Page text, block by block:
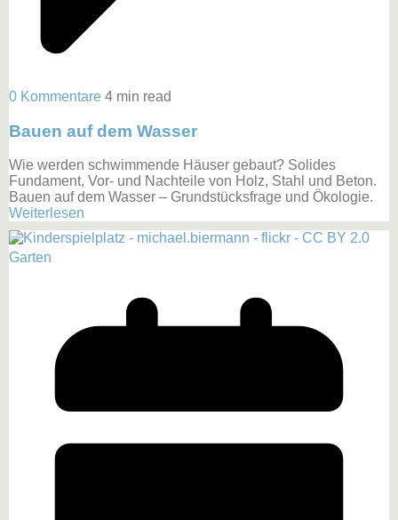
0 Kommentare 4 min read
Bauen auf dem Wasser
Wie werden schwimmende Häuser gebaut? Solides
Fundament, Vor- und Nachteile von Holz, Stahl und Beton.
Bauen auf dem Wasser – Grundstücksfrage und Ökologie.
Weiterlesen
Garten